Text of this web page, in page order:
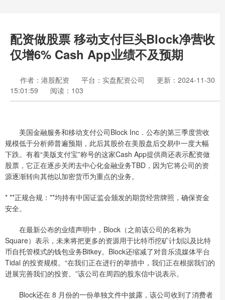
配资做股票 移动支付巨头Block净营收
仅增6% Cash App业绩不及预期
作者：港股配资 平台：实盘配资公司
更新：2024-11-30
15:01:59
阅读：103
美国金融服务和移动支付公司Block Inc．公布的第三季度营收
规模低于分析师普遍预期，此后其股价在美股盘后交易中一度大幅
下跌。有着“美版支付宝”称号的这家Cash App提供商还表示配资做
股票，它正在逐步关闭去中心化金融业务TBD，因为它将公司的资
源逐渐转向其他以加密货币为重点的业务。
* **正规合规：**均持有中国证监会颁发的期货经营牌照，确保资金
安全。
在最新公布的业绩声明中，Block（之前该公司的名称为
Square）表示，未来将把更多的资源用于比特币挖矿计划以及比特
币自托管模式的钱包业务Bitkey。Block还缩减了对音乐流媒体平台
Tidal 的投资规模。“在我们正在进行的举措中，我们正在根据我们的
进展完善我们的投资。”该公司在周四的股东信中说表示。
Block还在 8 月份的一份单独文件中披露，该公司收到了消费者